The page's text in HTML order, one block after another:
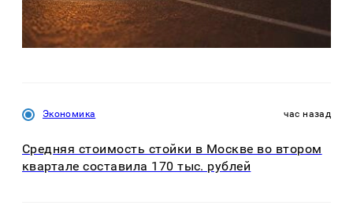
Экономика час назад
Средняя стоимость стойки в Москве во втором
квартале составила 170 тыс. рублей